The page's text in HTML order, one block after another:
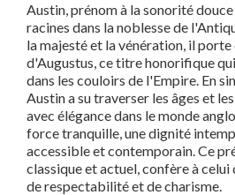
Austin, prénom à la sonorité
racines dans la noblesse de
la majesté et la vénération, il
d'Augustus, ce titre honorifique
dans les couloirs de l'Empire. En
Austin a su traverser les âges et
avec élégance dans le monde
force tranquille, une dignité
accessible et contemporain. Ce
classique et actuel, confère à celui
de respectabilité et de charisme.